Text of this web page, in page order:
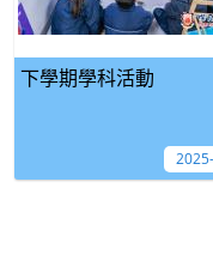
下學期學科活動